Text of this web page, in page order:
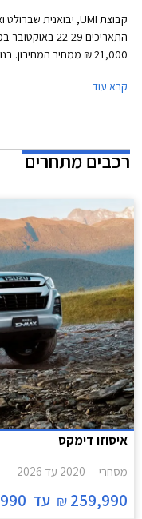
התאריכים 22-29
21,000 ₪ ממחיר
קרא עוד
רכבים מתחרים
איסוזו דימקס
מסחרי 2020 עד 2026
259,990
₪ עד